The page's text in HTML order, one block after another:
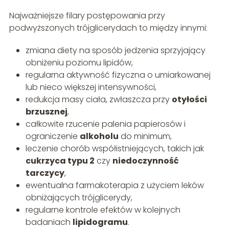
Najważniejsze filary postępowania przy
podwyższonych trójglicerydach to między innymi:
zmiana diety na sposób jedzenia sprzyjający
obniżeniu poziomu lipidów,
regularna aktywność fizyczna o umiarkowanej
lub nieco większej intensywności,
redukcja masy ciała, zwłaszcza przy otyłości
brzusznej,
całkowite rzucenie palenia papierosów i
ograniczenie alkoholu do minimum,
leczenie chorób współistniejących, takich jak
cukrzyca typu 2 czy niedoczynność
tarczycy,
ewentualna farmakoterapia z użyciem leków
obniżających trójglicerydy,
regularne kontrole efektów w kolejnych
badaniach lipidogramu.